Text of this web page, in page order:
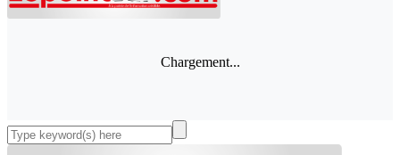
Chargement...